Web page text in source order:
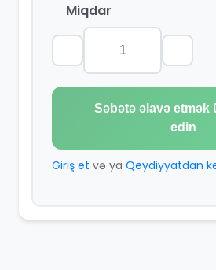
Miqdar
Səbətə əlavə etmək
edin
Giriş et və ya Qeydiyyatdan